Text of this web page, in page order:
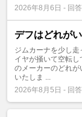
2026年8月6日 - 回
デフはどれが
ジムカーナを少し
イヤが掻いて空転
のメーカーのどれ
いたしま ...
2026年8月5日 - 回